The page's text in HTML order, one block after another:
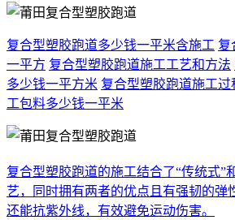
复合型塑胶跑道多少钱一平米含施工 复
一平方 复合型塑胶跑道施工工艺和方法
多少钱一平方米 复合型塑胶跑道施工过
工包料多少钱一平米
复合型塑胶跑道的施工结合了“传统式”
艺，同时拥有两者的优点且有强韧的弹
还能抗紫外线，有效避免运动伤害。